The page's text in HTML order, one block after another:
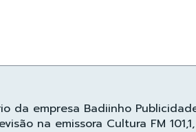
da empresa Badiinho
na emissora Cultura FM